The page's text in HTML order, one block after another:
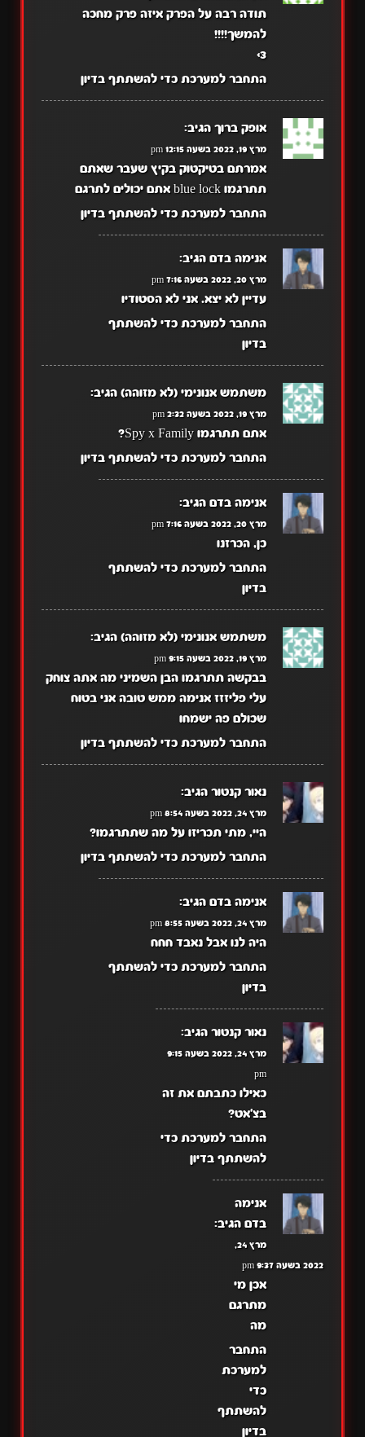
תודה רבה על הפרק איזה פרק מחכה
להמשך!!!!
3>
התחבר למערכת כדי להשתתף בדיון
אופק ברוך הגיב:
מרץ 19, 2022 בשעה 12:15 pm
אמרתם בטיקטוק בקיץ שעבר שאתם
תתרגמו blue lock אתם יכולים לתרגם
התחבר למערכת כדי להשתתף בדיון
אנימה בדם הגיב:
מרץ 20, 2022 בשעה 7:16 pm
עדיין לא יצא. אני לא הסטודיו
התחבר למערכת כדי להשתתף
בדיון
משתמש אנונימי (לא מזוהה) הגיב:
מרץ 19, 2022 בשעה 2:32 pm
אתם תתרגמו Spy x Family?
התחבר למערכת כדי להשתתף בדיון
אנימה בדם הגיב:
מרץ 20, 2022 בשעה 7:16 pm
כן, הכרזנו
התחבר למערכת כדי להשתתף
בדיון
משתמש אנונימי (לא מזוהה) הגיב:
מרץ 19, 2022 בשעה 9:15 pm
בבקשה תתרגמו הבן השמיני מה אתה צוחק
עלי פליזזז אנימה ממש טובה אני בטוח
שכולם פה ישמחו
התחבר למערכת כדי להשתתף בדיון
נאור קנטור הגיב:
מרץ 24, 2022 בשעה 8:54 pm
היי, מתי תכריזו על מה שתתרגמו?
התחבר למערכת כדי להשתתף בדיון
אנימה בדם הגיב:
מרץ 24, 2022 בשעה 8:55 pm
היה לנו אבל נאבד חחח
התחבר למערכת כדי להשתתף
בדיון
נאור קנטור הגיב:
מרץ 24, 2022 בשעה 9:15
pm
כאילו כתבתם את זה
בצ'אט?
התחבר למערכת כדי
להשתתף בדיון
אנימה
בדם הגיב:
מרץ 24,
2022 בשעה 9:37 pm
אכן מי
מתרגם
מה
התחבר
למערכת
כדי
להשתתף
בדיון